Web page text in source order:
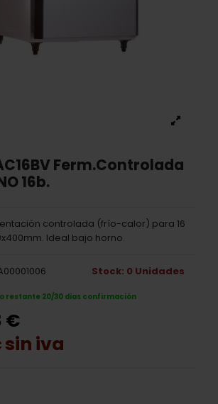
Ferm.Controlada
16b.
controlada (frío-calor) para 16
Ideal bajo horno.
Stock: 0 Unidades
restante 20/30 dias confirmación
€
sin iva